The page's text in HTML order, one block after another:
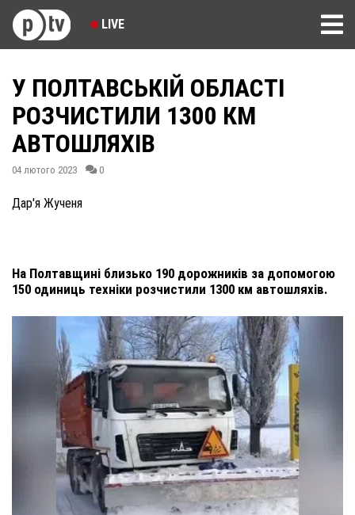
LIVE
У ПОЛТАВСЬКІЙ ОБЛАСТІ
РОЗЧИСТИЛИ 1300 КМ
АВТОШЛЯХІВ
04 лютого 2023 0
Дар'я Жученя
На Полтавщині близько 190 дорожників за допомогою
150 одиниць техніки розчистили 1300 км автошляхів.